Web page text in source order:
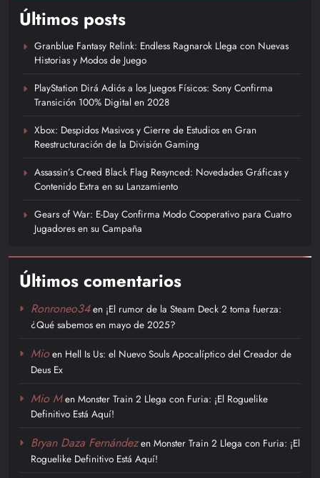
Últimos posts
Granblue Fantasy Relink: Endless Ragnarok Llega con Nuevas
Historias y Modos de Juego
PlayStation Dirá Adiós a los Juegos Físicos: Sony Confirma
Transición 100% Digital en 2028
Xbox: Despidos Masivos y Cierre de Estudios en Gran
Reestructuración de la División Gaming
Assassin’s Creed Black Flag Resynced: Novedades Gráficas y
Contenido Extra en su Lanzamiento
Gears of War: E-Day Confirma Modo Cooperativo para Cuatro
Jugadores en su Campaña
Últimos comentarios
Ronroneo34en ¡El rumor de la Steam Deck 2 toma fuerza:
¿Qué sabemos en mayo de 2025?
Mioen Hell Is Us: el Nuevo Souls Apocalíptico del Creador de
Deus Ex
Mio Men Monster Train 2 Llega con Furia: ¡El Roguelike
Definitivo Está Aquí!
Bryan Daza Fernándezen Monster Train 2 Llega con Furia: ¡El
Roguelike Definitivo Está Aquí!